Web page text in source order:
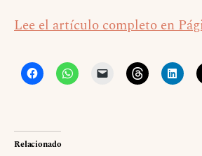
Lee el artículo completo en
Relacionado